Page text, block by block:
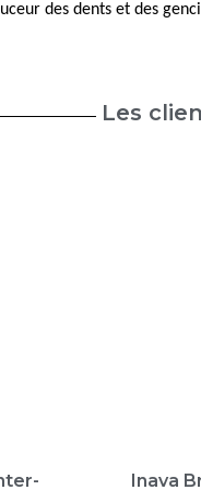
des dents et des
Les
Inava